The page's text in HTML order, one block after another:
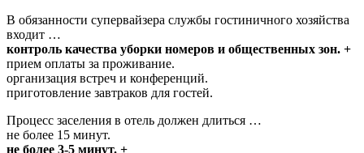
В обязанности супервайзера службы гостиничного хозяйства
входит …
контроль качества уборки номеров и общественных зон. +
прием оплаты за проживание.
организация встреч и конференций.
приготовление завтраков для гостей.
Процесс заселения в отель должен длиться …
не более 15 минут.
не более 3-5 минут. +